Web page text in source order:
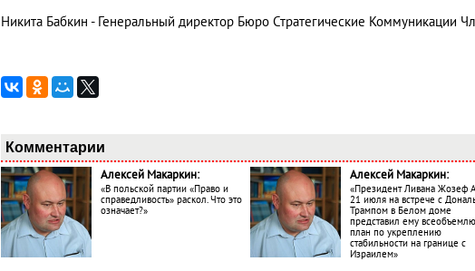
Никита Бабкин - Генеральный директор Бюро Стратегические Коммуникации
Комментарии
Алексей Макаркин:
«В польской партии «Право и
справедливость» раскол. Что это
означает?»
Алексей Макаркин:
«Президент Ливана Жозеф
21 июля на встрече с
Трампом в Белом доме
представил ему
план по укреплению
стабильности на границе с
Израилем»